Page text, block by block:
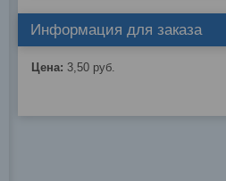
Информация для заказа
Цена: 3,50 руб.